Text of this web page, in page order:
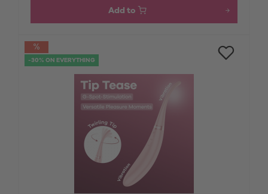
Add to
-30% ON EVERYTHING